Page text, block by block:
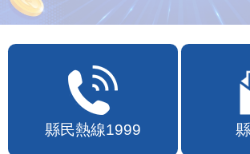
縣民熱線1999